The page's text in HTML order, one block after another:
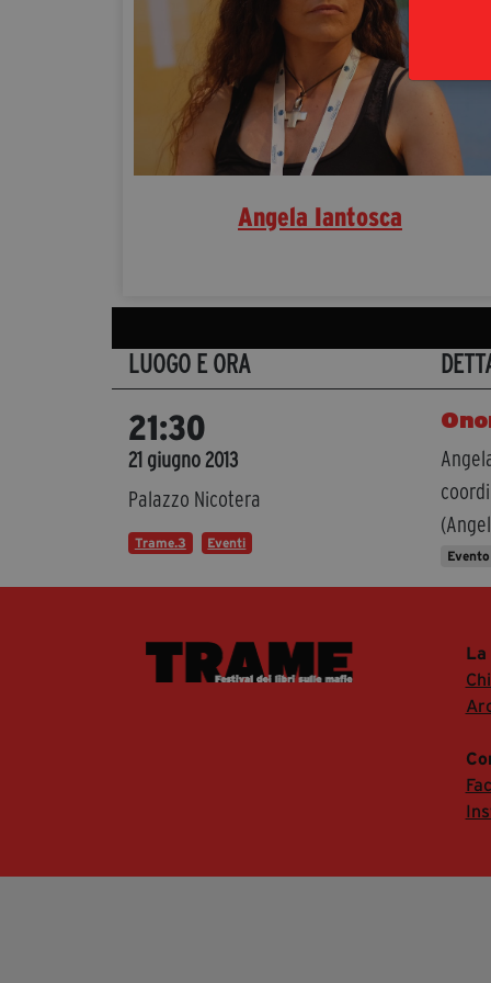
Angela Iantosca
LUOGO E ORA
21:30
21 giugno 2013
Palazzo Nicotera
Trame.3 Eventi
Evento
La